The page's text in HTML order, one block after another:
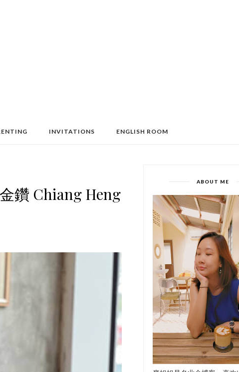
INVITATIONS ENGLISH ROOM
鑽 Chiang Heng
ABOUT ME